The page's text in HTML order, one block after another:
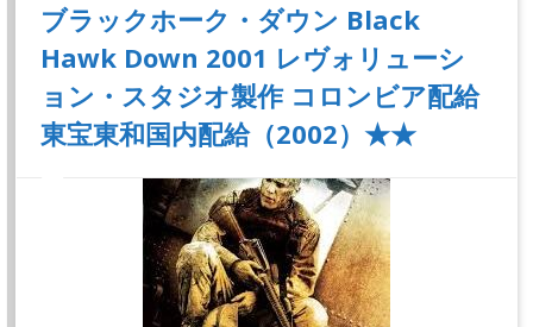
ブラックホーク・ダウン Black
Hawk Down 2001 レヴォリューシ
ョン・スタジオ製作 コロンビア配給
東宝東和国内配給（2002）★★